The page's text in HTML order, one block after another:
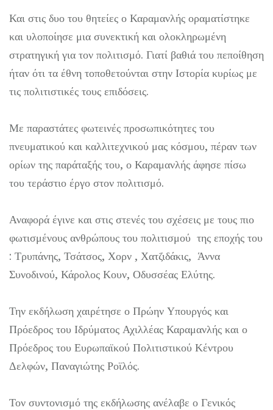
Και στις δυο του θητείες ο Καραμανλής οραματίστηκε
και υλοποίησε μια συνεκτική και ολοκληρωμένη
στρατηγική για τον πολιτισμό. Γιατί βαθιά του πεποίθηση
ήταν ότι τα έθνη τοποθετούνται στην Ιστορία κυρίως με
τις πολιτιστικές τους επιδόσεις.
Με παραστάτες φωτεινές προσωπικότητες του
πνευματικού και καλλιτεχνικού μας κόσμου, πέραν των
ορίων της παράταξής του, ο Καραμανλής άφησε πίσω
του τεράστιο έργο στον πολιτισμό.
Αναφορά έγινε και στις στενές του σχέσεις με τους πιο
φωτισμένους ανθρώπους του πολιτισμού της εποχής του
: Τρυπάνης, Τσάτσος, Χορν , Χατζιδάκις, Άννα
Συνοδινού, Κάρολος Κουν, Οδυσσέας Ελύτης.
Την εκδήλωση χαιρέτησε ο Πρώην Υπουργός και
Πρόεδρος του Ιδρύματος Αχιλλέας Καραμανλής και ο
Πρόεδρος του Ευρωπαϊκού Πολιτιστικού Κέντρου
Δελφών, Παναγιώτης Ροϊλός.
Τον συντονισμό της εκδήλωσης ανέλαβε ο Γενικός